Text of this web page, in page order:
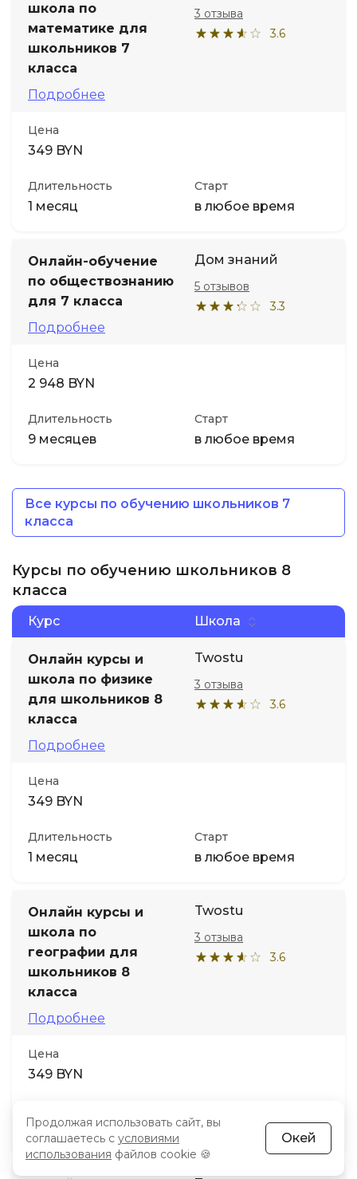
школа по
математике для
школьников 7
класса
Подробнее
3.6
3 отзыва
Цена
349 BYN
Длительность
1 месяц
Старт
в любое время
Онлайн-обучение
по обществознанию
для 7 класса
Подробнее
Дом знаний
3.3
5 отзывов
Цена
2 948 BYN
Длительность
9 месяцев
Старт
в любое время
Все курсы по обучению школьников 7
класса
Курсы по обучению школьников 8
класса
Курс Школа
Онлайн курсы и
школа по физике
для школьников 8
класса
Подробнее
Twostu
3.6
3 отзыва
Цена
349 BYN
Длительность
1 месяц
Старт
в любое время
Онлайн курсы и
школа по
географии для
школьников 8
класса
Подробнее
Twostu
3.6
3 отзыва
Цена
349 BYN
1 месяц в любое время
Продолжая использовать сайт, вы
соглашаетесь с условиями
использования файлов cookie 🍪
Окей